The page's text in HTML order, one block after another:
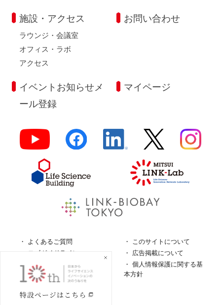
施設・アクセス
ラウンジ・会議室
オフィス・ラボ
アクセス
お問い合わせ
イベントお知らせメ
ール登録
マイページ
よくあるご質問
このサイトについて
ロゴガイドライン
広告掲載について
特定商取引法に基づく表
個人情報保護に関する基
本方針